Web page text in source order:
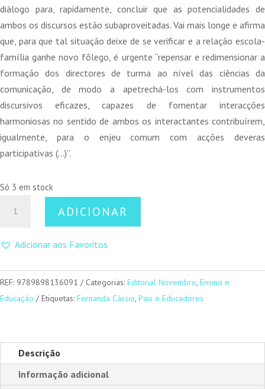
diálogo para, rapidamente, concluir que as potencialidades de
ambos os discursos estão subaproveitadas. Vai mais longe e afirma
que, para que tal situação deixe de se verificar e a relação escola-
família ganhe novo fôlego, é urgente “repensar e redimensionar a
formação dos directores de turma ao nível das ciências da
comunicação, de modo a apetrechá-los com instrumentos
discursivos eficazes, capazes de fomentar interacções
harmoniosas no sentido de ambos os interactantes contribuírem,
igualmente, para o enjeu comum com acções deveras
participativas (…)”.
Só 3 em stock
e
de
Turma
ADICIONAR
Adicionar aos Favoritos
REF: 9789898136091 Categorias: Editorial Novembro, Ensino e
Educação
Etiquetas: Fernanda Cássio, Pais e Educadores
Descrição
Informação adicional